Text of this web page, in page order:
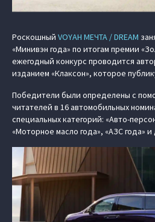
Роскошный VOYAH МЕЧТА / DREAM
«Минивэн года» по итогам премии
ежегодный конкурс проводится
изданием «Клаксон», которое
Победители были определены с
читателей в 16 автомобильных
специальных категорий: «Авто-
«Моторное масло года», «АЗС года» и